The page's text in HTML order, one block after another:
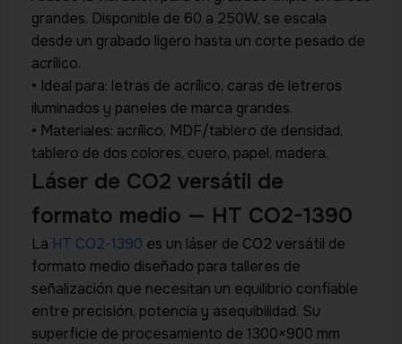
grandes. Disponible de 60 a 250W, se escala
desde un grabado ligero hasta un corte pesado de
acrílico.
• Ideal para: letras de acrílico, caras de letreros
iluminados y paneles de marca grandes.
• Materiales: acrílico, MDF/tablero de densidad,
tablero de dos colores, cuero, papel, madera.
Láser de CO2 versátil de
formato medio — HT CO2-1390
La HT CO2-1390 es un láser de CO2 versátil de
formato medio diseñado para talleres de
señalización que necesitan un equilibrio confiable
entre precisión, potencia y asequibilidad. Su
superficie de procesamiento de 1300×900 mm